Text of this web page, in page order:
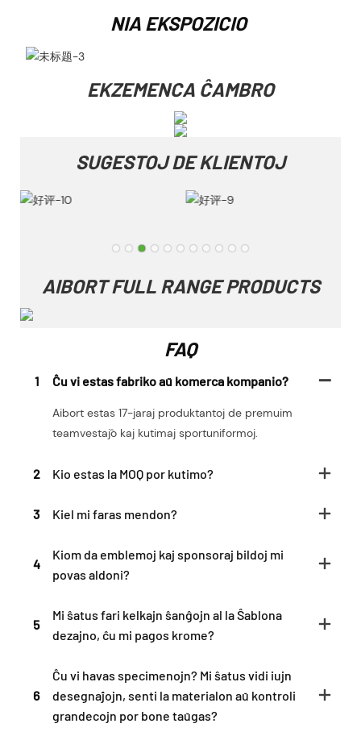
NIA EKSPOZICIO
EKZEMENCA ĈAMBRO
SUGESTOJ DE KLIENTOJ
AIBORT FULL RANGE PRODUCTS
FAQ
1 Ĉu vi estas fabriko aŭ komerca kompanio?
Aibort estas 17-jaraj produktantoj de premuim
teamvestaĵo kaj kutimaj sportuniformoj.
2 Kio estas la MOQ por kutimo?
3 Kiel mi faras mendon?
4
Kiom da emblemoj kaj sponsoraj bildoj mi
povas aldoni?
5
Mi ŝatus fari kelkajn ŝanĝojn al la Ŝablona
dezajno, ĉu mi pagos krome?
6
Ĉu vi havas specimenojn? Mi ŝatus vidi iujn
desegnaĵojn, senti la materialon aŭ kontroli
grandecojn por bone taŭgas?